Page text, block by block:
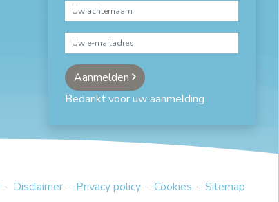
Aanmelden
Bedankt voor uw aanmelding
Disclaimer Privacy policy Cookies Sitemap